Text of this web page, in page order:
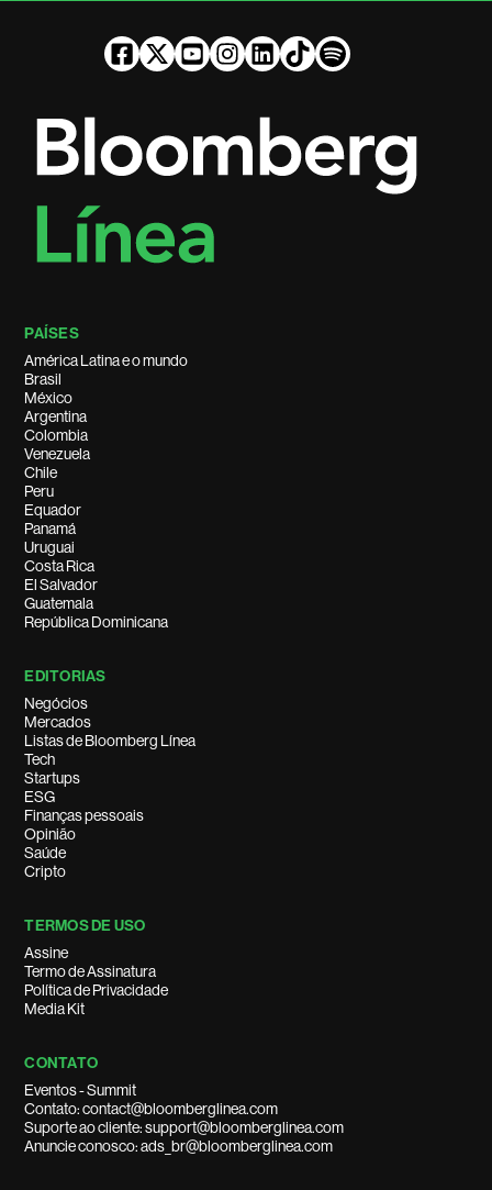
PAÍSES
América Latina e o mundo
Brasil
México
Argentina
Colombia
Venezuela
Chile
Peru
Equador
Panamá
Uruguai
Costa Rica
El Salvador
Guatemala
República Dominicana
EDITORIAS
Negócios
Mercados
Listas de Bloomberg Línea
Tech
Startups
ESG
Finanças pessoais
Opinião
Saúde
Cripto
TERMOS DE USO
Assine
Termo de Assinatura
Política de Privacidade
Media Kit
CONTATO
Eventos - Summit
Contato: contact@bloomberglinea.com
Suporte ao cliente: support@bloomberglinea.com
Anuncie conosco: ads_br@bloomberglinea.com